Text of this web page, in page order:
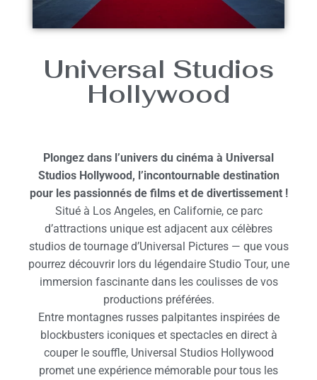
Universal Studios
Hollywood
Plongez dans l’univers du cinéma à Universal
Studios Hollywood, l’incontournable destination
pour les passionnés de films et de divertissement !
Situé à Los Angeles, en Californie, ce parc
d’attractions unique est adjacent aux célèbres
studios de tournage d’Universal Pictures — que vous
pourrez découvrir lors du légendaire Studio Tour, une
immersion fascinante dans les coulisses de vos
productions préférées.
Entre montagnes russes palpitantes inspirées de
blockbusters iconiques et spectacles en direct à
couper le souffle, Universal Studios Hollywood
promet une expérience mémorable pour tous les